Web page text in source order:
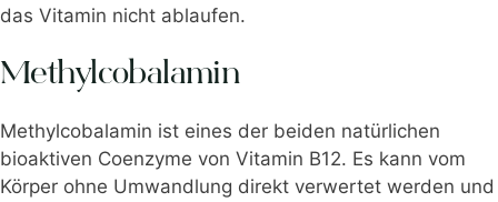
das Vitamin nicht ablaufen.
Methylcobalamin
Methylcobalamin ist eines der beiden natürlichen
bioaktiven Coenzyme von Vitamin B12. Es kann vom
Körper ohne Umwandlung direkt verwertet werden und